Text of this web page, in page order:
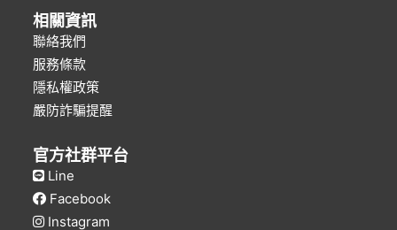
相關資訊
聯絡我們
服務條款
隱私權政策
嚴防詐騙提醒
官方社群平台
Line
Facebook
Instagram